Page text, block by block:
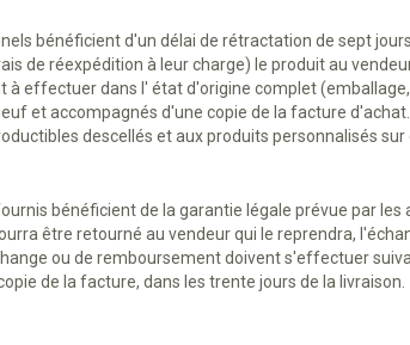
bénéficient d'un délai de rétractation de sept
de réexpédition à leur charge) le produit au
à effectuer dans l' état d'origine complet
et accompagnés d'une copie de la facture
descellés et aux produits personnalisés sur
bénéficient de la garantie légale prévue par les
être retourné au vendeur qui le reprendra,
ou de remboursement doivent s'effectuer
de la facture, dans les trente jours de la livraison.